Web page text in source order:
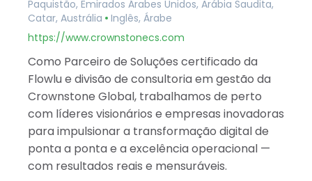
Albânia
Israel
Índia
Paquistão, Emirados Árabes Unidos, Arábia Saudita,
Catar, Austrália
Inglês, Árabe
https://www.crownstonecs.com
Como Parceiro de Soluções certificado da
Flowlu e divisão de consultoria em gestão da
Crownstone Global, trabalhamos de perto
com líderes visionários e empresas inovadoras
para impulsionar a transformação digital de
ponta a ponta e a excelência operacional —
com resultados reais e mensuráveis.